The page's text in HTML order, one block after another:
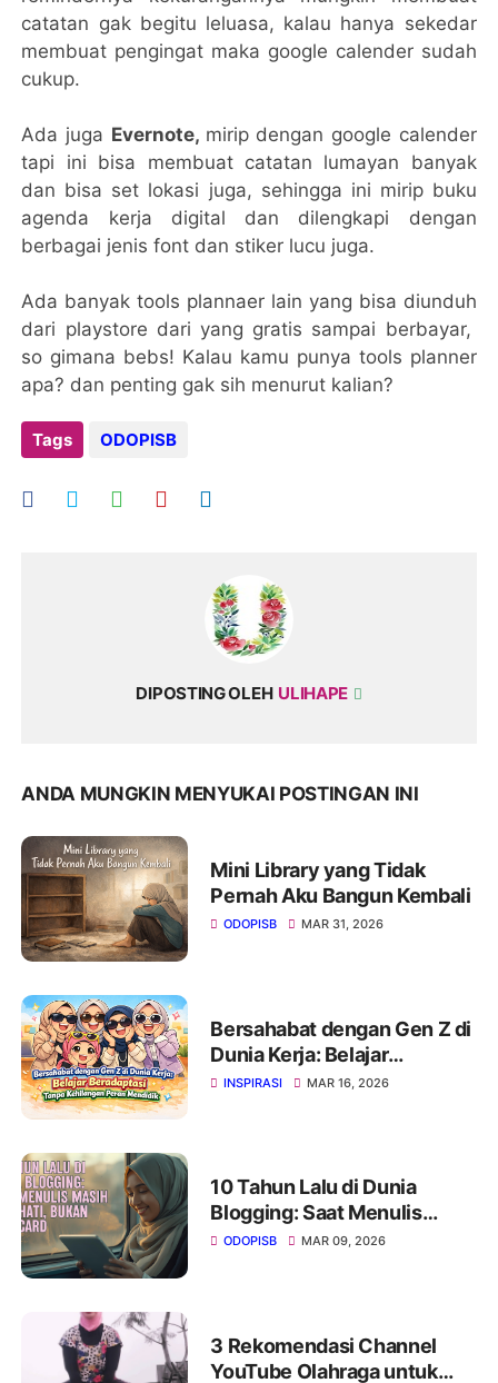
catatan gak begitu leluasa, kalau hanya sekedar
membuat pengingat maka google calender sudah
cukup.
Ada juga Evernote, mirip dengan google calender
tapi ini bisa membuat catatan lumayan banyak
dan bisa set lokasi juga, sehingga ini mirip buku
agenda kerja digital dan dilengkapi dengan
berbagai jenis font dan stiker lucu juga.
Ada banyak tools plannaer lain yang bisa diunduh
dari playstore dari yang gratis sampai berbayar,
so gimana bebs! Kalau kamu punya tools planner
apa? dan penting gak sih menurut kalian?
Tags ODOPISB
DIPOSTING OLEH ULIHAPE
ANDA MUNGKIN MENYUKAI POSTINGAN INI
Mini Library yang Tidak
Pernah Aku Bangun Kembali
ODOPISB MAR 31, 2026
Bersahabat dengan Gen Z di
Dunia Kerja: Belajar
Beradaptasi Tanpa
INSPIRASI MAR 16, 2026
10 Tahun Lalu di Dunia
Blogging: Saat Menulis
Masih Soal Hati, Bukan Rate
ODOPISB MAR 09, 2026
3 Rekomendasi Channel
YouTube Olahraga untuk